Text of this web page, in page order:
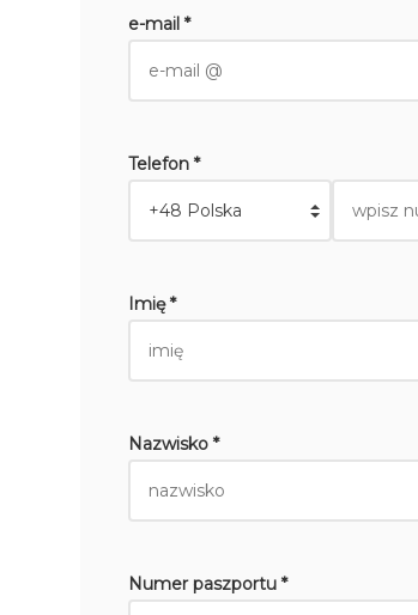
e-mail *
Telefon *
Imię *
Nazwisko *
Numer paszportu *